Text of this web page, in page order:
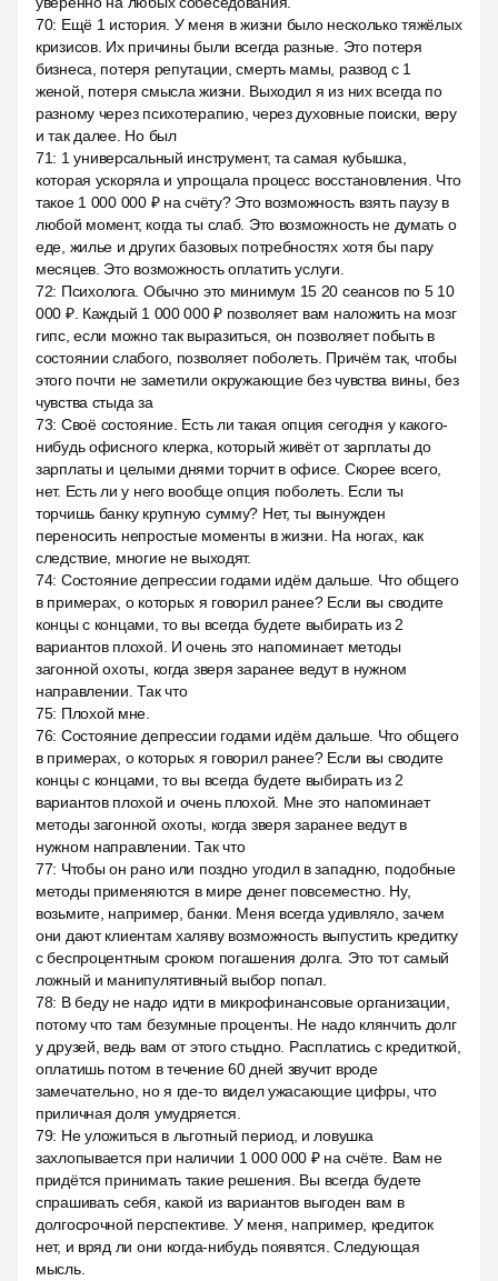
70: Ещё 1 история. У меня в жизни было несколько тяжёлых
кризисов. Их причины были всегда разные. Это потеря
бизнеса, потеря репутации, смерть мамы, развод с 1
женой, потеря смысла жизни. Выходил я из них всегда по
разному через психотерапию, через духовные поиски, веру
и так далее. Но был
71: 1 универсальный инструмент, та самая кубышка,
которая ускоряла и упрощала процесс восстановления. Что
такое 1 000 000 ₽ на счёту? Это возможность взять паузу в
любой момент, когда ты слаб. Это возможность не думать о
еде, жилье и других базовых потребностях хотя бы пару
месяцев. Это возможность оплатить услуги.
72: Психолога. Обычно это минимум 15 20 сеансов по 5 10
000 ₽. Каждый 1 000 000 ₽ позволяет вам наложить на мозг
гипс, если можно так выразиться, он позволяет побыть в
состоянии слабого, позволяет поболеть. Причём так, чтобы
этого почти не заметили окружающие без чувства вины, без
чувства стыда за
73: Своё состояние. Есть ли такая опция сегодня у какого-
нибудь офисного клерка, который живёт от зарплаты до
зарплаты и целыми днями торчит в офисе. Скорее всего,
нет. Есть ли у него вообще опция поболеть. Если ты
торчишь банку крупную сумму? Нет, ты вынужден
переносить непростые моменты в жизни. На ногах, как
следствие, многие не выходят.
74: Состояние депрессии годами идём дальше. Что общего
в примерах, о которых я говорил ранее? Если вы сводите
концы с концами, то вы всегда будете выбирать из 2
вариантов плохой. И очень это напоминает методы
загонной охоты, когда зверя заранее ведут в нужном
направлении. Так что
75: Плохой мне.
76: Состояние депрессии годами идём дальше. Что общего
в примерах, о которых я говорил ранее? Если вы сводите
концы с концами, то вы всегда будете выбирать из 2
вариантов плохой и очень плохой. Мне это напоминает
методы загонной охоты, когда зверя заранее ведут в
нужном направлении. Так что
77: Чтобы он рано или поздно угодил в западню, подобные
методы применяются в мире денег повсеместно. Ну,
возьмите, например, банки. Меня всегда удивляло, зачем
они дают клиентам халяву возможность выпустить кредитку
с беспроцентным сроком погашения долга. Это тот самый
ложный и манипулятивный выбор попал.
78: В беду не надо идти в микрофинансовые организации,
потому что там безумные проценты. Не надо клянчить долг
у друзей, ведь вам от этого стыдно. Расплатись с кредиткой,
оплатишь потом в течение 60 дней звучит вроде
замечательно, но я где-то видел ужасающие цифры, что
приличная доля умудряется.
79: Не уложиться в льготный период, и ловушка
захлопывается при наличии 1 000 000 ₽ на счёте. Вам не
придётся принимать такие решения. Вы всегда будете
спрашивать себя, какой из вариантов выгоден вам в
долгосрочной перспективе. У меня, например, кредиток
нет, и вряд ли они когда-нибудь появятся. Следующая
мысль.